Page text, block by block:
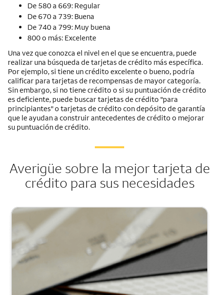
De 580 a 669: Regular
De 670 a 739: Buena
De 740 a 799: Muy buena
800 o más: Excelente
Una vez que conozca el nivel en el que se encuentra, puede
realizar una búsqueda de tarjetas de crédito más específica.
Por ejemplo, si tiene un crédito excelente o bueno, podría
calificar para tarjetas de recompensas de mayor categoría.
Sin embargo, si no tiene crédito o si su puntuación de crédito
es deficiente, puede buscar tarjetas de crédito "para
principiantes" o tarjetas de crédito con depósito de garantía
que le ayudan a construir antecedentes de crédito o mejorar
su puntuación de crédito.
Averigüe sobre la mejor tarjeta de
crédito para sus necesidades